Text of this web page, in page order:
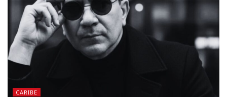
CARIBE